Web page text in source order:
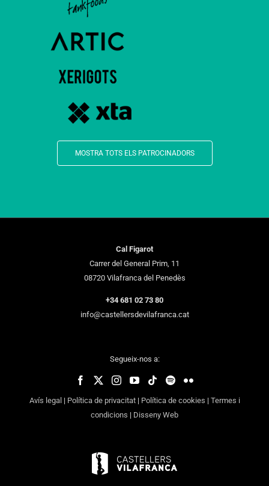
MOSTRA TOTS ELS PATROCINADORS
Cal Figarot
Carrer del General Prim, 11
08720 Vilafranca del Penedès
+34 681 02 73 80
info@castellersdevilafranca.cat
Segueix-nos a:
Avís legal | Política de privacitat| Política de cookies | Termes i
condicions | Disseny Web